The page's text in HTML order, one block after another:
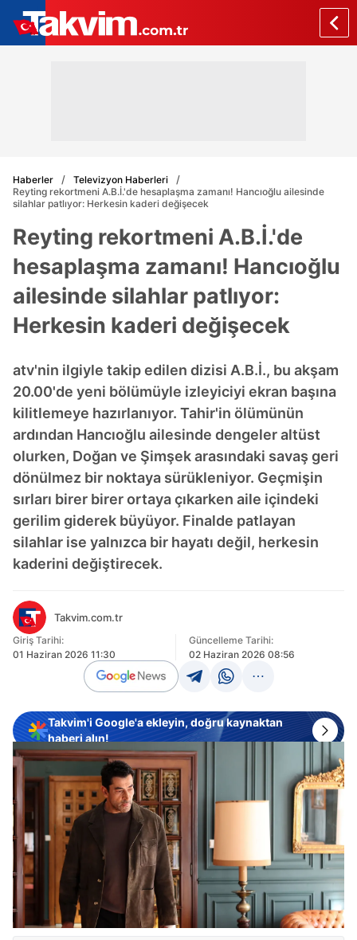
Haberler
Televizyon Haberleri
Reyting rekortmeni A.B.İ.'de hesaplaşma zamanı! Hancıoğlu ailesinde
silahlar patlıyor: Herkesin kaderi değişecek
Reyting rekortmeni A.B.İ.'de
hesaplaşma zamanı! Hancıoğlu
ailesinde silahlar patlıyor:
Herkesin kaderi değişecek
atv'nin ilgiyle takip edilen dizisi A.B.İ., bu akşam
20.00'de yeni bölümüyle izleyiciyi ekran başına
kilitlemeye hazırlanıyor. Tahir'in ölümünün
ardından Hancıoğlu ailesinde dengeler altüst
olurken, Doğan ve Şimşek arasındaki savaş geri
dönülmez bir noktaya sürükleniyor. Geçmişin
sırları birer birer ortaya çıkarken aile içindeki
gerilim giderek büyüyor. Finalde patlayan
silahlar ise yalnızca bir hayatı değil, herkesin
kaderini değiştirecek.
Takvim.com.tr
Giriş Tarihi:
01 Haziran 2026 11:30
Güncelleme Tarihi:
02 Haziran 2026 08:56
Takvim'i Google'a ekleyin, doğru kaynaktan
haberi alın!